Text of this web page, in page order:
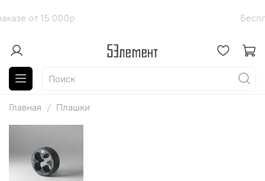
при заказе от 15 000р
Главная Плашки